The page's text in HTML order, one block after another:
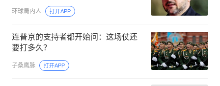
环球局内人 打开APP
连普京的支持者都开始问：这场仗还
要打多久？
子桑鹰脉 打开APP